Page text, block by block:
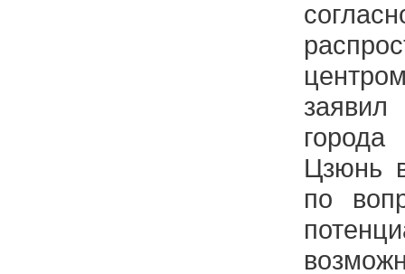
Цзюнь
по